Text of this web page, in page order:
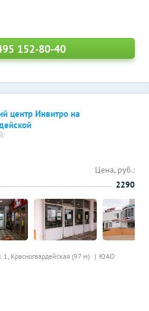
152-80-40
центр Инвитро на
1, Красногвардейская (97 м) ЮАО
Цена, руб.:
2290